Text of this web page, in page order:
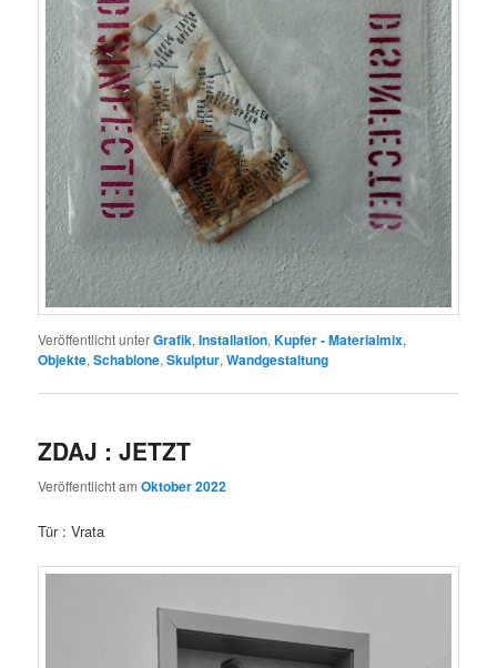
Veröffentlicht unterGrafik,Installation,Kupfer - Materialmix,
Objekte,Schablone,Skulptur,Wandgestaltung
ZDAJ : JETZT
Veröffentlicht amOktober 2022
Tür : Vrata